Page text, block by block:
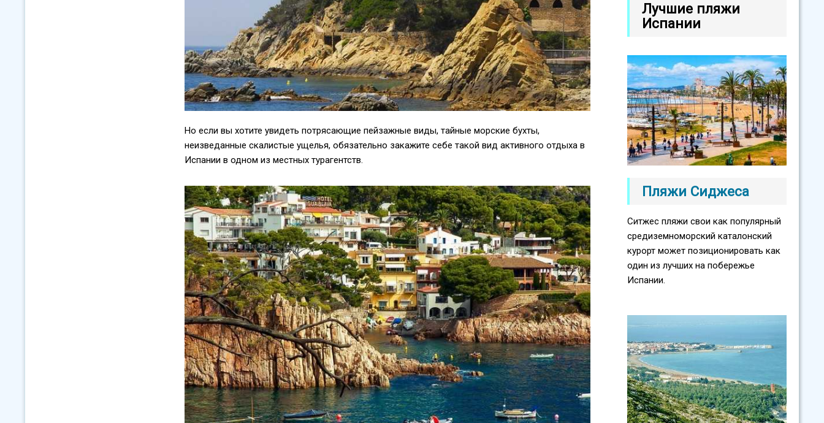
Но если вы хотите увидеть потрясающие пейзажные виды, тайные морские бухты,
неизведанные скалистые ущелья, обязательно закажите себе такой вид активного отдыха в
Испании в одном из местных турагентств.
Лучшие пляжи
Испании
Пляжи Сиджеса
Ситжес пляжи свои как популярный
средиземноморский каталонский
курорт может позиционировать как
один из лучших на побережье
Испании.